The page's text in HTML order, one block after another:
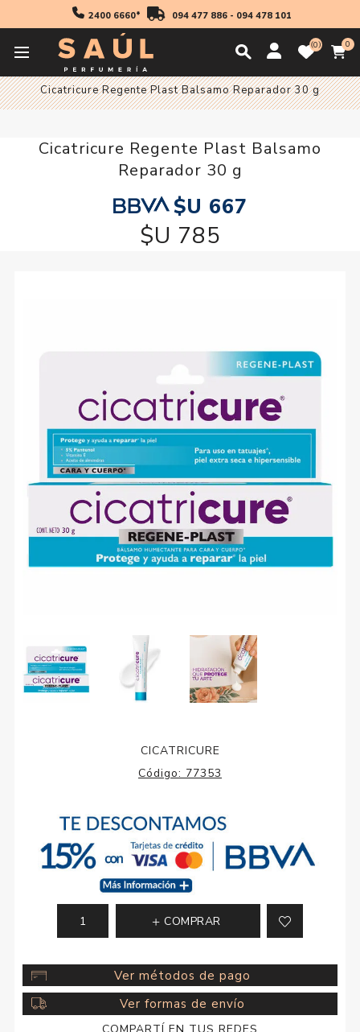
2400 6660* 094 477 886- 094 478 101
0 0
Inicio
Cicatricure Regente Plast Balsamo Reparador 30 g
Cicatricure Regente Plast Balsamo
Reparador 30 g
$U 667
$U 785
CICATRICURE
Código: 77353
COMPRAR
Ver métodos de pago
Ver formas de envío